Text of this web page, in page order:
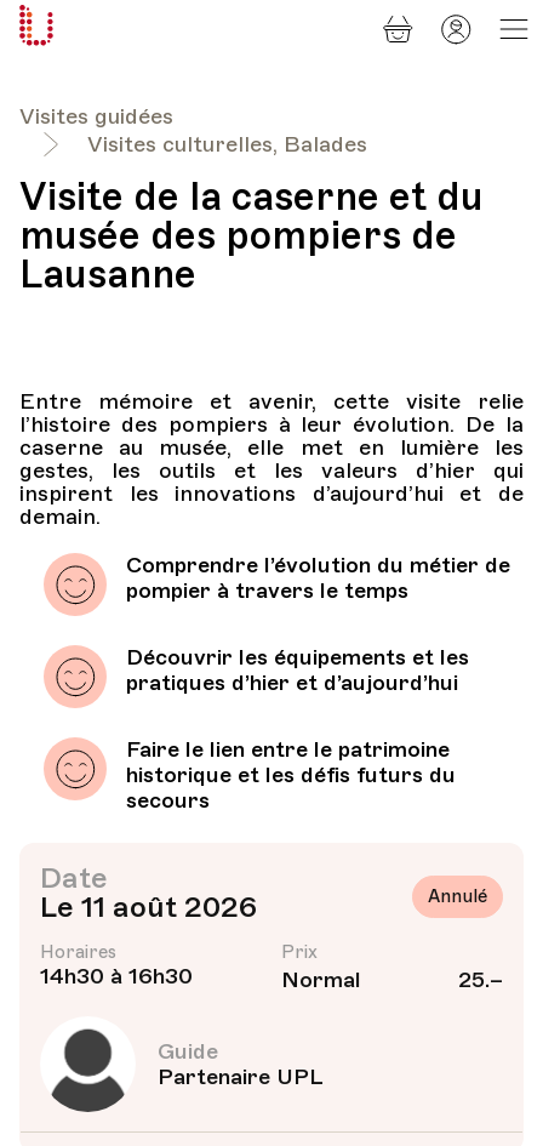
Visites guidées
Visites culturelles, Balades
Visite de la caserne et du
musée des pompiers de
Lausanne
Entre mémoire et avenir, cette visite relie
l’histoire des pompiers à leur évolution. De la
caserne au musée, elle met en lumière les
gestes, les outils et les valeurs d’hier qui
inspirent les innovations d’aujourd’hui et de
demain.
Comprendre l’évolution du métier de
pompier à travers le temps
Découvrir les équipements et les
pratiques d’hier et d’aujourd’hui
Faire le lien entre le patrimoine
historique et les défis futurs du
secours
Date
Le 11 août 2026
Annulé
Horaires
14h30 à 16h30
Prix
Normal 25.–
Guide
Partenaire UPL
Panier
Mon